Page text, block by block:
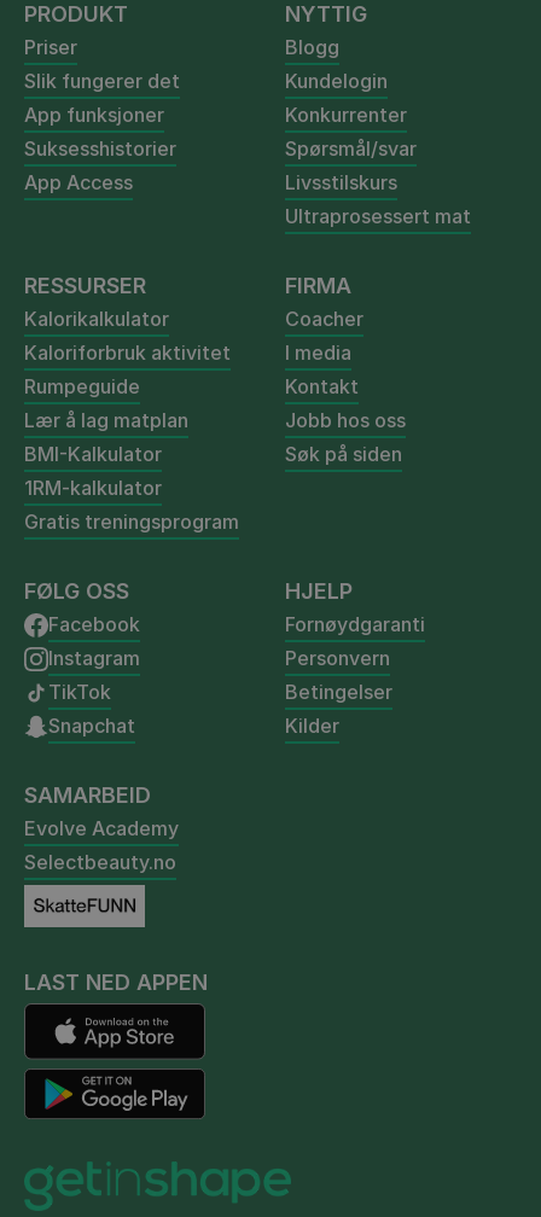
PRODUKT
Priser
Slik fungerer det
App funksjoner
Suksesshistorier
App Access
NYTTIG
Blogg
Kundelogin
Konkurrenter
Spørsmål/svar
Livsstilskurs
Ultraprosessert mat
RESSURSER
Kalorikalkulator
Kaloriforbruk aktivitet
Rumpeguide
Lær å lag matplan
BMI-Kalkulator
1RM-kalkulator
Gratis treningsprogram
FIRMA
Coacher
I media
Kontakt
Jobb hos oss
Søk på siden
FØLG OSS
Facebook
Instagram
TikTok
Snapchat
HJELP
Fornøydgaranti
Personvern
Betingelser
Kilder
SAMARBEID
Evolve Academy
Selectbeauty.no
LAST NED APPEN